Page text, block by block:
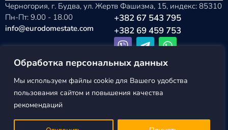
Обработка персональных данных
Мы используем файлы cookie для Вашего удобства
пользования сайтом и повышения качества
рекомендаций
Черногория, г. Будва, ул. Жертв Фашизма, 15, индекс: 85310
Пн-Пт: 9.00 - 18.00
info@eurodomestate.com
+382 67 543 795
+382 69 459 753
EURODOM
ESTATE ©2026
Политика конфиденциальности
Пользовательское соглашение